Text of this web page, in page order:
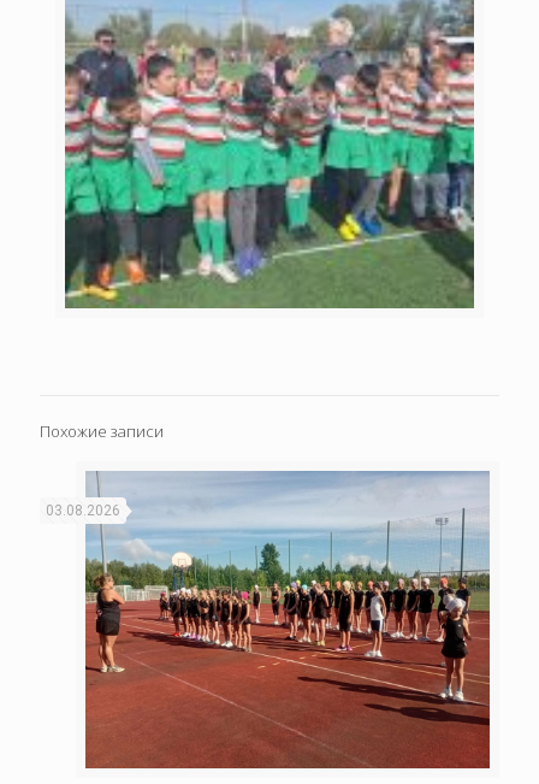
Похожие записи
03.08.2026